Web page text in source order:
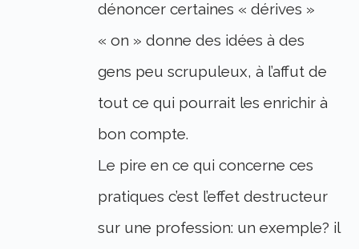
dénoncer certaines « dérives »
« on » donne des idées à des
gens peu scrupuleux, à l’affut de
tout ce qui pourrait les enrichir à
bon compte.
Le pire en ce qui concerne ces
pratiques c’est l’effet destructeur
sur une profession: un exemple? il